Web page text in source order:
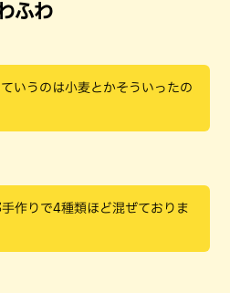
ふわ
いうのは小麦とかそういったの
作りで4種類ほど混ぜておりま